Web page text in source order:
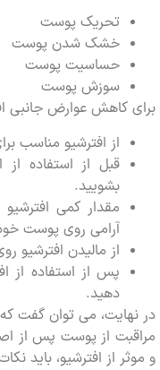
تحریک پوست
خشک شدن پوست
حساسیت پوست
سوزش پوست
عوارض جانبی
از افترشیو مناسب برای
قبل از استفاده از
بشویید.
مقدار کمی افترشیو را
آرامی روی پوست خود
از مالیدن افترشیو روی
پس از استفاده از
دهید.
می توان گفت که
از پوست پس از اصلاح
از افترشیو، باید نکات